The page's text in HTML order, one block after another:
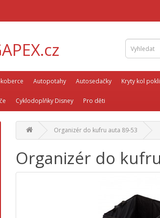
Autopotahy Autosedačky Kryty kol
Cyklodoplňky Disney Pro děti
Organizér do kufru auta 89-53
Organizér do